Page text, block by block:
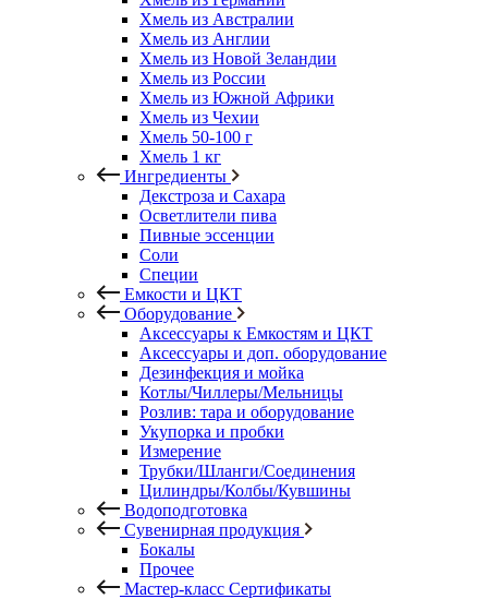
Хмель из Австралии
Хмель из Англии
Хмель из Новой Зеландии
Хмель из России
Хмель из Южной Африки
Хмель из Чехии
Хмель 50-100 г
Хмель 1 кг
Ингредиенты
Декстроза и Сахара
Осветлители пива
Пивные эссенции
Соли
Специи
Емкости и ЦКТ
Оборудование
Аксессуары к Емкостям и ЦКТ
Аксессуары и доп. оборудование
Дезинфекция и мойка
Котлы/Чиллеры/Мельницы
Розлив: тара и оборудование
Укупорка и пробки
Измерение
Трубки/Шланги/Соединения
Цилиндры/Колбы/Кувшины
Водоподготовка
Сувенирная продукция
Бокалы
Прочее
Мастер-класс Сертификаты